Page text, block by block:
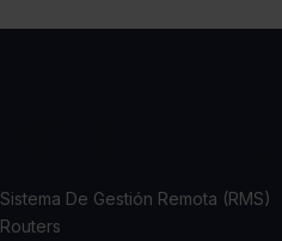
Sistema De Gestión Remota (RMS)
Routers